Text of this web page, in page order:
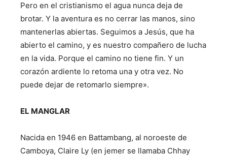
Pero en el cristianismo el agua nunca deja de
brotar. Y la aventura es no cerrar las manos, sino
mantenerlas abiertas. Seguimos a Jesús, que ha
abierto el camino, y es nuestro compañero de lucha
en la vida. Porque el camino no tiene fin. Y un
corazón ardiente lo retoma una y otra vez. No
puede dejar de retomarlo siempre».
EL MANGLAR
Nacida en 1946 en Battambang, al noroeste de
Camboya, Claire Ly (en jemer se llamaba Chhay